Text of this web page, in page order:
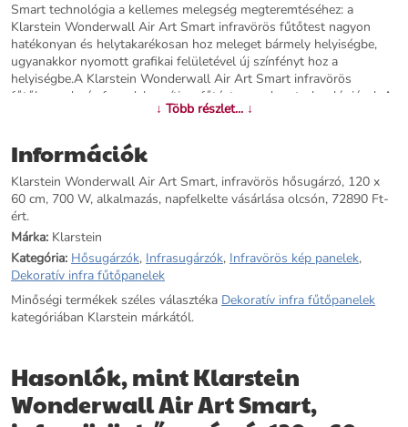
Smart technológia a kellemes melegség megteremtéséhez: a
Klarstein Wonderwall Air Art Smart infravörös fűtőtest nagyon
hatékonyan és helytakarékosan hoz meleget bármely helyiségbe,
ugyanakkor nyomott grafikai felületével új színfényt hoz a
helyiségbe.A Klarstein Wonderwall Air Art Smart infravörös
fűtőberendezés forradalmasítja a fűtést a modern technológiával. A
nagyméretű, 120 x 60 cm-es fűtőpanel közvetlenül a falra
mint egy bekeretezett kép. A 700 W teljesítményű készülék az IR
ComfortHeat technológiának köszönhetően a naphő elvét használja:
ahelyett, hogy lassan melegítené a levegőt, kellemes infravörös
sugárzást bocsát ki, amely közvetlenül felmelegíti az embereket és a
tárgyakat egy körülbelül 14 m²-es területen. Az Ön új infravörös
fűtőberendezése rendkívül energiatakarékos: a felhasznált energia
98%-a hősugárzássá alakul át. És mivel a Wonderwall csak
hősugárzással működik, nem fúj port és nem kelt zajt - így ideális
választás allergiásoknak illetve zajérzékeny helyiségekben, például
irodákban vagy hálószobákban való használatra. Elegáns
kőfelületének köszönhetően nemcsak melegséget áraszt, hanem
csatlakoztathatók a helyi WiFi hálózathoz, majd bárhonnan
vezérelhetők a Klarstein App Experience segítségével. Még az
okostelefonját vagy a táblagépét sem kell elővennie, mert a
↓ Több részlet... ↓
Információk
Klarstein Wonderwall Air Art Smart, infravörös hősugárzó, 120 x
60 cm, 700 W, alkalmazás, napfelkelte vásárlása olcsón, 72890 Ft-
ért.
Márka: Klarstein
Kategória: Hősugárzók, Infrasugárzók, Infravörös kép panelek,
Dekoratív infra fűtőpanelek
Minőségi termékek széles választéka Dekoratív infra fűtőpanelek
kategóriában Klarstein márkától.
Hasonlók, mint Klarstein
Wonderwall Air Art Smart,